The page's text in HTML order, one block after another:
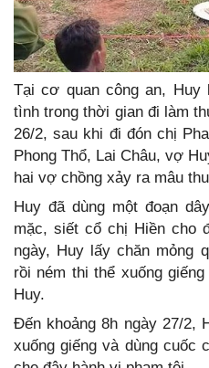
Tại cơ quan công an, Huy
tình trong thời gian đi làm
26/2, sau khi đi đón chị
Phong Thổ, Lai Châu, vợ
hai vợ chồng xảy ra mâu
Huy đã dùng một đoạn
mặc, siết cổ chị Hiền cho
ngày, Huy lấy chăn mỏng
rồi ném thi thể xuống
Huy.
Đến khoảng 8h ngày 27/2,
xuống giếng và dùng cuốc